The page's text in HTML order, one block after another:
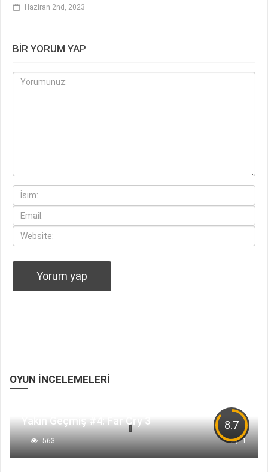
Haziran 2nd, 2023
BIR YORUM YAP
OYUN İNCELEMELERI
8.7
Yakın Geçmiş #4: Far Cry 3
563 1